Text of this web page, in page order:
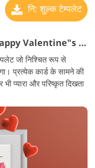
नि: शुल्क टेम्पलेट
वैलेंटाइन्स दिवस कार्ड्स खाका #2 "Happy Valentine"s Day"
जो निश्चित रूप से
प्रत्येक कार्ड के सामने की
प्यारा और परिष्कृत दिखता